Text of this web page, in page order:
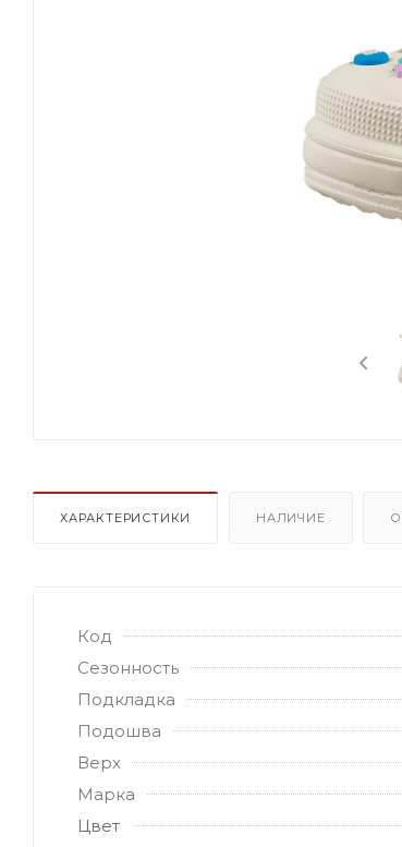
ХАРАКТЕРИСТИКИ НАЛИЧИЕ
Код
Сезонность
Подкладка
Подошва
Верх
Марка
Цвет